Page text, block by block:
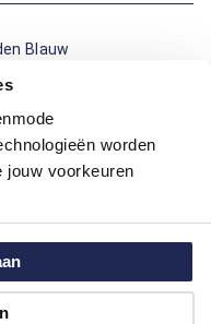
worden
jouw voorkeuren
Blauw
en stijl met zijn
Gemaakt van katoen
en flexibiliteit,
patroon geeft een